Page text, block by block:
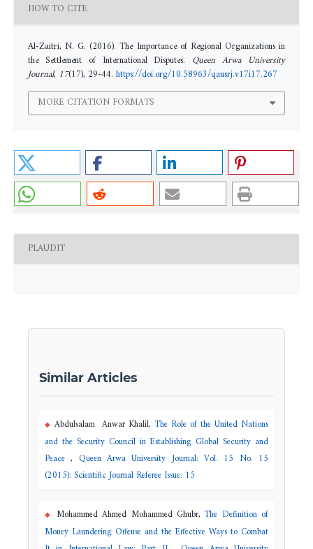
HOW TO CITE
Al-Zaitri, N. G. (2016). The Importance of Regional Organizations in
the Settlement of International Disputes. Queen Arwa University
Journal, 17(17), 29-44. https://doi.org/10.58963/qausrj.v17i17.267
MORE CITATION FORMATS
PLAUDIT
Similar Articles
Abdulsalam Anwar Khalil,The Role of the United Nations
and the Security Council in Establishing Global Security and
Peace, Queen Arwa University Journal: Vol. 15 No. 15
(2015): Scientific Journal Referee Issue: 15
Mohammed Ahmed Mohammed Ghubr,The Definition of
Money Laundering Offense and the Effective Ways to Combat